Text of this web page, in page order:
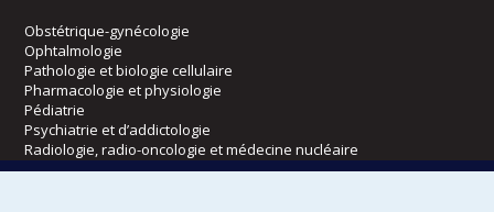
Obstétrique-gynécologie
Ophtalmologie
Pathologie et biologie cellulaire
Pharmacologie et physiologie
Pédiatrie
Psychiatrie et d’addictologie
Radiologie, radio-oncologie et médecine nucléaire